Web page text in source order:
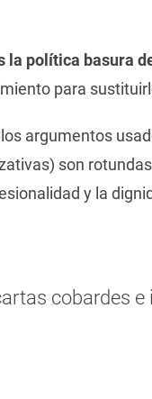
la política basura
para
argumentos
son
y la
cobardes e